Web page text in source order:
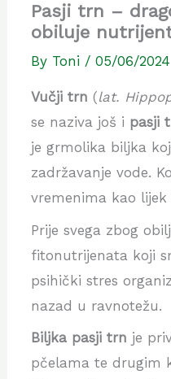
Pasji trn –
obiluje
By Toni / 05/06/2024
Vučji trn (lat.
se naziva još i pasji
je grmolika biljka
zadržavanje vode.
vremenima kao lijek
Prije svega zbog
fitonutrijenata koji
psihički stres
nazad u ravnotežu.
Biljka pasji trn je
pčelama te drugim